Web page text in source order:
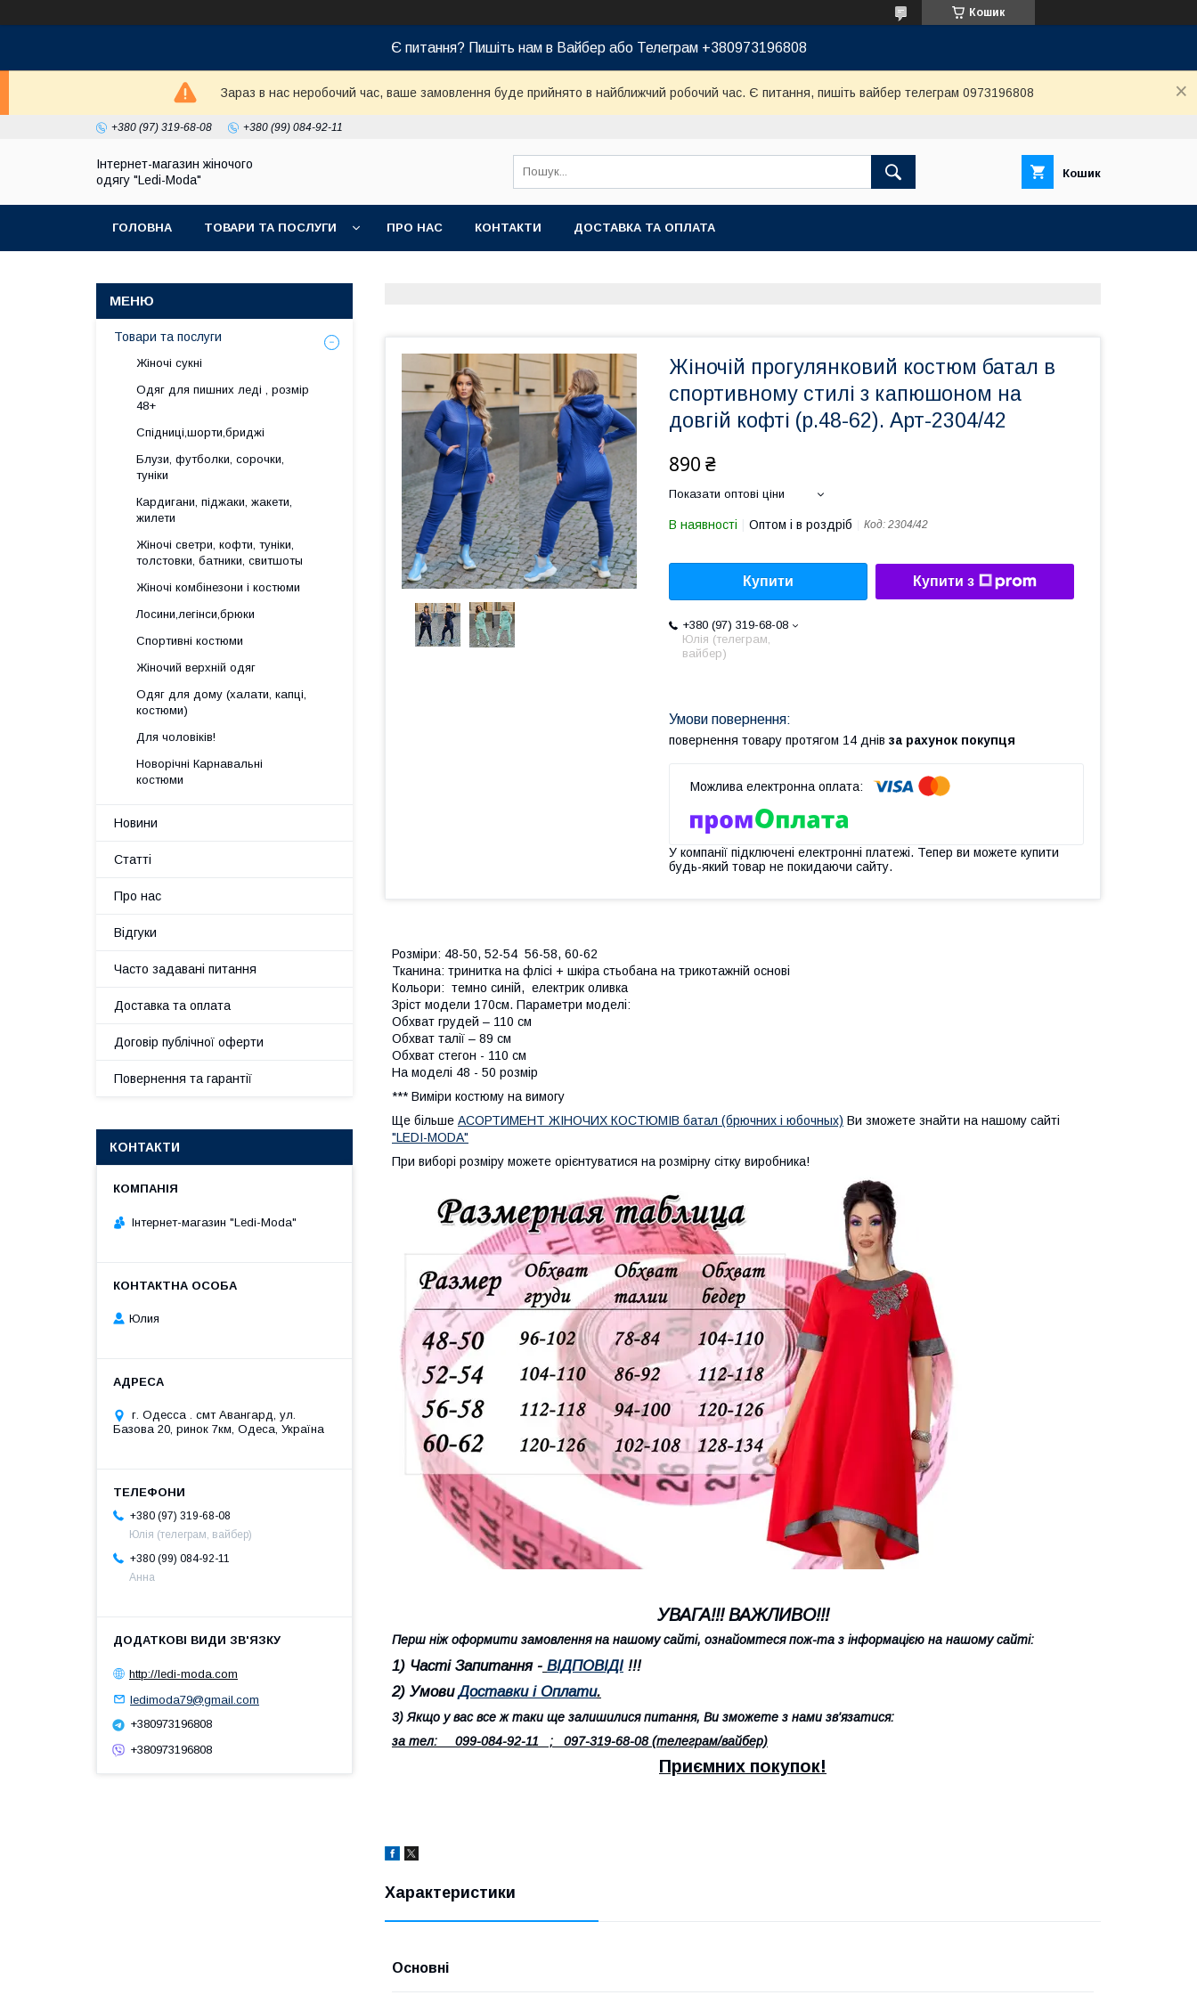
Кошик
Є питання? Пишіть нам в Вайбер або Телеграм +380973196808
Зараз в нас неробочий час, ваше замовлення буде прийнято в найближчий робочий час. Є питання, пишіть вайбер телеграм 0973196808
+380 (97) 319-68-08 +380 (99) 084-92-11
Інтернет-магазин жіночого
одягу "Ledi-Moda"
Кошик
ГОЛОВНА ТОВАРИ ТА ПОСЛУГИ ПРО НАС КОНТАКТИ ДОСТАВКА ТА ОПЛАТА
Жіночій прогулянковий костюм батал в
спортивному стилі з капюшоном на
довгій кофті (р.48-62). Арт-2304/42
890 ₴
Показати оптові ціни
В наявності Оптом і в роздріб Код: 2304/42
Купити Купити з
+380 (97) 319-68-08
Юлія (телеграм,
вайбер)
повернення товару протягом 14 днів за рахунок покупця
У компанії підключені електронні платежі. Тепер ви можете купити
будь-який товар не покидаючи сайту.
Розміри: 48-50, 52-54 56-58, 60-62
Тканина: тринитка на флісі + шкіра стьобана на трикотажній основі
Кольори: темно синій, електрик оливка
Зріст модели 170см. Параметри моделі:
Обхват грудей – 110 см
Обхват талії – 89 см
Обхват стегон - 110 см
На моделі 48 - 50 розмір
*** Виміри костюму на вимогу
Ще більше АСОРТИМЕНТ ЖІНОЧИХ КОСТЮМІВ батал (брючних і юбочных) Ви зможете знайти на нашому сайті
"LEDI-MODA"
При виборі розміру можете орієнтуватися на розмірну сітку виробника!
УВАГА!!! ВАЖЛИВО!!!
Перш ніж оформити замовлення на нашому сайті, ознайомтеся пож-та з інформацією на нашому сайті:
1) Часті Запитання - ВІДПОВІДІ !!!
2) УмовиДоставки і Оплати.
3) Якщо у вас все ж таки ще залишилися питання, Ви зможете з нами зв'язатися:
за тел: 099-084-92-11 ; 097-319-68-08 (телеграм/вайбер)
Приємних покупок!
Характеристики
Основні
Товари та послуги
Жіночі сукні
Одяг для пишних леді , розмір
48+
Спідниці,шорти,бриджі
Блузи, футболки, сорочки,
туніки
Кардигани, піджаки, жакети,
жилети
Жіночі светри, кофти, туніки,
толстовки, батники, свитшоты
Жіночі комбінезони і костюми
Лосини,легінси,брюки
Спортивні костюми
Жіночий верхній одяг
Одяг для дому (халати, капці,
костюми)
Для чоловіків!
Новорічні Карнавальні
костюми
Новини
Статті
Про нас
Відгуки
Часто задавані питання
Доставка та оплата
Договір публічної оферти
Повернення та гарантії
КОНТАКТИ
Інтернет-магазин "Ledi-Moda"
Юлия
г. Одесса . смт Авангард, ул.
Базова 20, ринок 7км, Одеса, Україна
+380 (97) 319-68-08
Юлія (телеграм, вайбер)
+380 (99) 084-92-11
Анна
http://ledi-moda.com
ledimoda79@gmail.com
+380973196808
+380973196808